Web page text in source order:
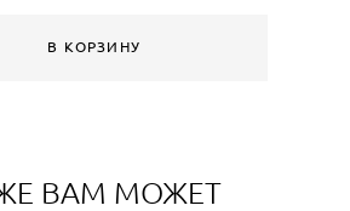
В КОРЗИНУ
ВАМ МОЖЕТ